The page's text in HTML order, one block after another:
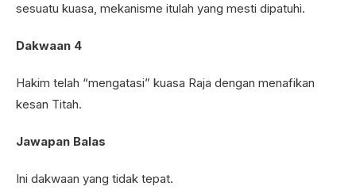
sesuatu kuasa, mekanisme itulah yang mesti dipatuhi.
Dakwaan 4
Hakim telah “mengatasi” kuasa Raja dengan menafikan
kesan Titah.
Jawapan Balas
Ini dakwaan yang tidak tepat.